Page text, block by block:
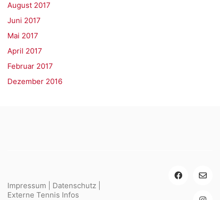
August 2017
Juni 2017
Mai 2017
April 2017
Februar 2017
Dezember 2016
Impressum Datenschutz
Externe Tennis Infos